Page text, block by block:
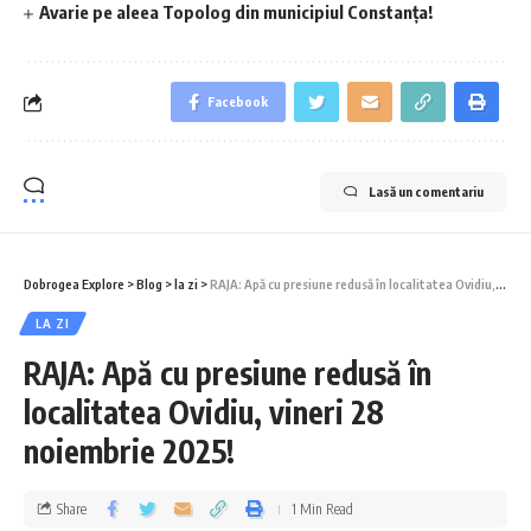
Avarie pe aleea Topolog din municipiul Constanța!
Facebook
Lasă un comentariu
Dobrogea Explore >Blog > la zi >RAJA: Apă cu presiune redusă în localitatea Ovidiu, vineri 28 noiembrie 2025!
LA ZI
RAJA: Apă cu presiune redusă în
localitatea Ovidiu, vineri 28
noiembrie 2025!
Share 1 Min Read